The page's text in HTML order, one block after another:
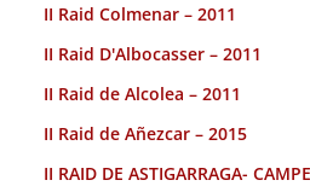
II Raid Colmenar – 2011
II Raid D'Albocasser – 2011
II Raid de Alcolea – 2011
II Raid de Añezcar – 2015
II RAID DE ASTIGARRAGA-